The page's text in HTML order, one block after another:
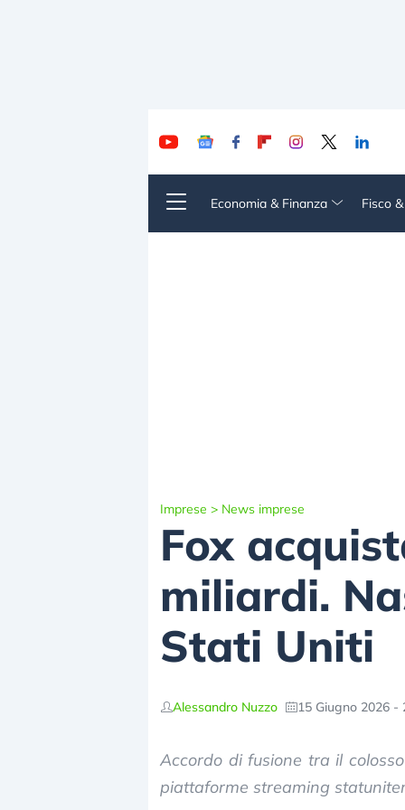
Economia & Finanza Fisco
Imprese > News imprese
Fox
miliardi.
Stati Uniti
Alessandro Nuzzo 15 Giugno 2026 -
Accordo di fusione tra il
piattaforme streaming